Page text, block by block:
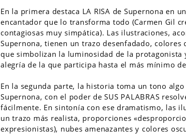
En la primera destaca LA RISA de Supernona en
encantador que lo transforma todo (Carmen Gil
contagiosas muy simpática). Las ilustraciones,
Supernona, tienen un trazo desenfadado, colores
que simbolizan la luminosidad de la protagonista
alegría de la que participa hasta el más mínimo
En la segunda parte, la historia toma un tono
Supernona, con el poder de SUS PALABRAS
fácilmente. En sintonía con ese dramatismo, las
un trazo más realista, proporciones
expresionistas), nubes amenazantes y colores